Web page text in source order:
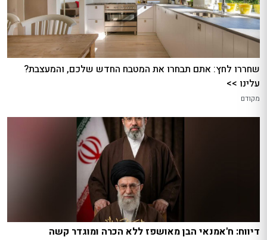
שחררו לחץ: אתם תבחרו את המטבח החדש שלכם, והמעצבת?
עלינו >>
מקודם
דיווח: ח'אמנאי הבן מאושפז ללא הכרה ומוגדר קשה